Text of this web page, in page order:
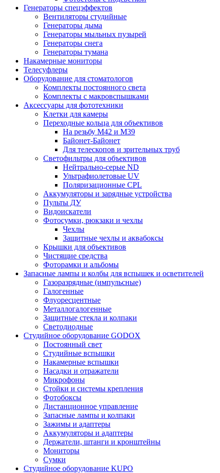
Генераторы спецэффектов
Вентиляторы студийные
Генераторы дыма
Генераторы мыльных пузырей
Генераторы снега
Генераторы тумана
Накамерные мониторы
Телесуфлеры
Оборудование для стоматологов
Комплекты постоянного света
Комплекты с макровспышками
Аксессуары для фототехники
Клетки для камеры
Переходные кольца для объективов
На резьбу М42 и М39
Байонет-Байонет
Для телескопов и зрительных труб
Светофильтры для объективов
Нейтрально-серые ND
Ультрафиолетовые UV
Поляризационные CPL
Аккумуляторы и зарядные устройства
Пульты ДУ
Видоискатели
Фотосумки, рюкзаки и чехлы
Чехлы
Защитные чехлы и аквабоксы
Крышки для объективов
Чистящие средства
Фоторамки и альбомы
Запасные лампы и колбы для вспышек и осветителей
Газоразрядные (импульсные)
Галогенные
Флуоресцентные
Металлогалогенные
Защитные стекла и колпаки
Светодиодные
Студийное оборудование GODOX
Постоянный свет
Студийные вспышки
Накамерные вспышки
Насадки и отражатели
Микрофоны
Стойки и системы крепления
Фотобоксы
Дистанционное управление
Запасные лампы и колпаки
Зажимы и адаптеры
Аккумуляторы и адаптеры
Держатели, штанги и кронштейны
Мониторы
Сумки
Студийное оборудование KUPO